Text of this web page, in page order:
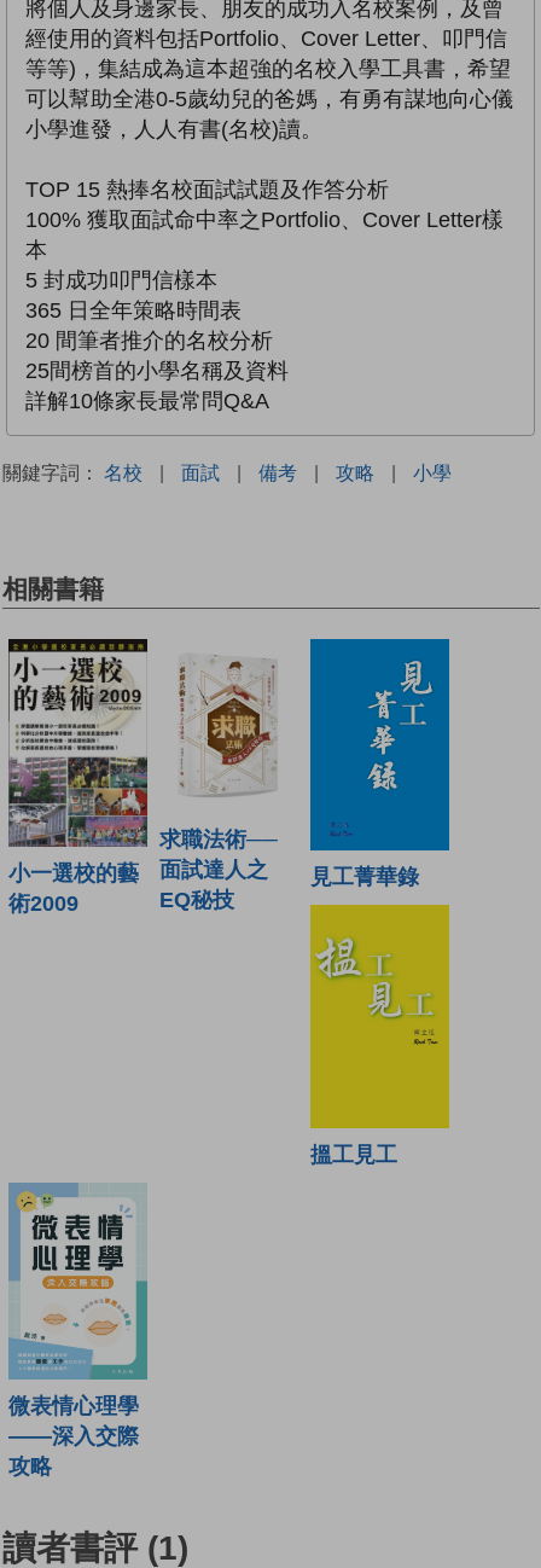
將個人及身邊家長、朋友的成功入名校案例，及曾
經使用的資料包括Portfolio、Cover Letter、叩門信
等等)，集結成為這本超強的名校入學工具書，希望
可以幫助全港0-5歲幼兒的爸媽，有勇有謀地向心儀
小學進發，人人有書(名校)讀。
TOP 15 熱捧名校面試試題及作答分析
100% 獲取面試命中率之Portfolio、Cover Letter樣
本
5 封成功叩門信樣本
365 日全年策略時間表
20 間筆者推介的名校分析
25間榜首的小學名稱及資料
詳解10條家長最常問Q&A
關鍵字詞： 名校 | 面試 | 備考 | 攻略 | 小學
相關書籍
小一選校的藝
術2009
求職法術──
面試達人之
EQ秘技
見工菁華錄
搵工見工
微表情心理學
——深入交際
攻略
讀者書評 (1)